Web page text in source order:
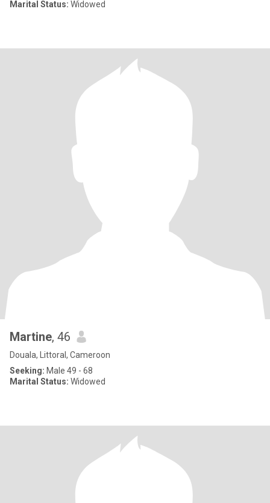
Marital Status: Widowed
Martine, 46
Douala, Littoral, Cameroon
Seeking: Male 49 - 68
Marital Status: Widowed